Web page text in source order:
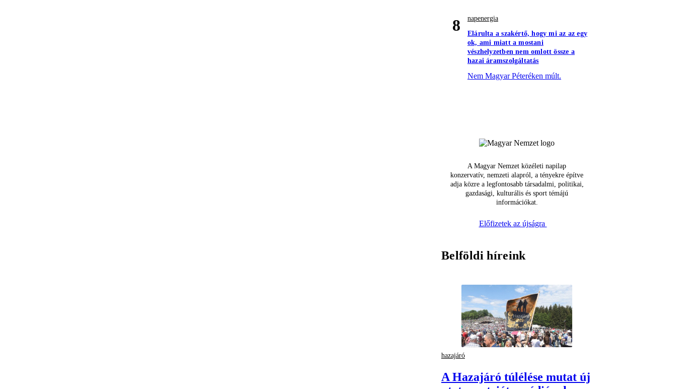
8
napenergia
Elárulta a szakértő, hogy mi az az egy
ok, ami miatt a mostani
vészhelyzetben nem omlott össze a
hazai áramszolgáltatás
Nem Magyar Péteréken múlt.
A Magyar Nemzet közéleti napilap
konzervatív, nemzeti alapról, a tényekre építve
adja közre a legfontosabb társadalmi, politikai,
gazdasági, kulturális és sport témájú
információkat.
Előfizetek az újságra
Belföldi híreink
hazajáró
A Hazajáró túlélése mutat új